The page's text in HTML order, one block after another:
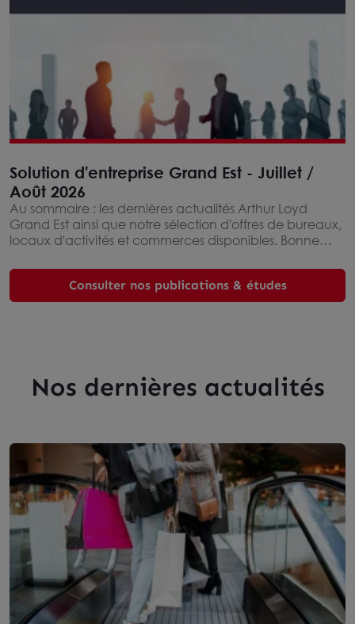
Solution d'entreprise Grand Est - Juillet /
Août 2026
Au sommaire : les dernières actualités Arthur Loyd
Grand Est ainsi que notre sélection d'offres de bureaux,
locaux d'activités et commerces disponibles. Bonne
Consulter nos publications & études
Nos dernières actualités